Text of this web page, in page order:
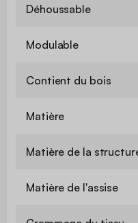
Déhoussable
Modulable
Contient du bois
Matière
Matière de la
Matière de l'assise